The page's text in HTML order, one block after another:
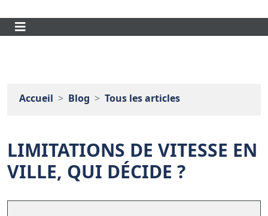
Accueil Blog Tous les articles
LIMITATIONS DE VITESSE EN
VILLE, QUI DÉCIDE ?